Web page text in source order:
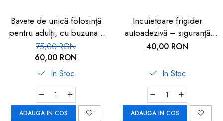
Bavete de unică folosință
pentru adulți, cu buzunar,
set 50 buc, FM-108
75,00 RON
60,00 RON
In Stoc
ADAUGA IN COS
Incuietoare frigider
autoadezivă – siguranță
copii 2 buc
40,00 RON
In Stoc
ADAUGA IN COS